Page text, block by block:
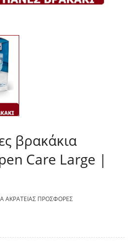
βρακάκια
Care Large |
ΑΚΡΆΤΕΙΑΣ ΠΡΟΣΦΟΡΈΣ